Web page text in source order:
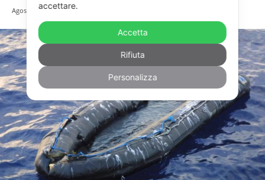
Agosto 13, 2025
accettare.
Accetta
Rifiuta
Personalizza